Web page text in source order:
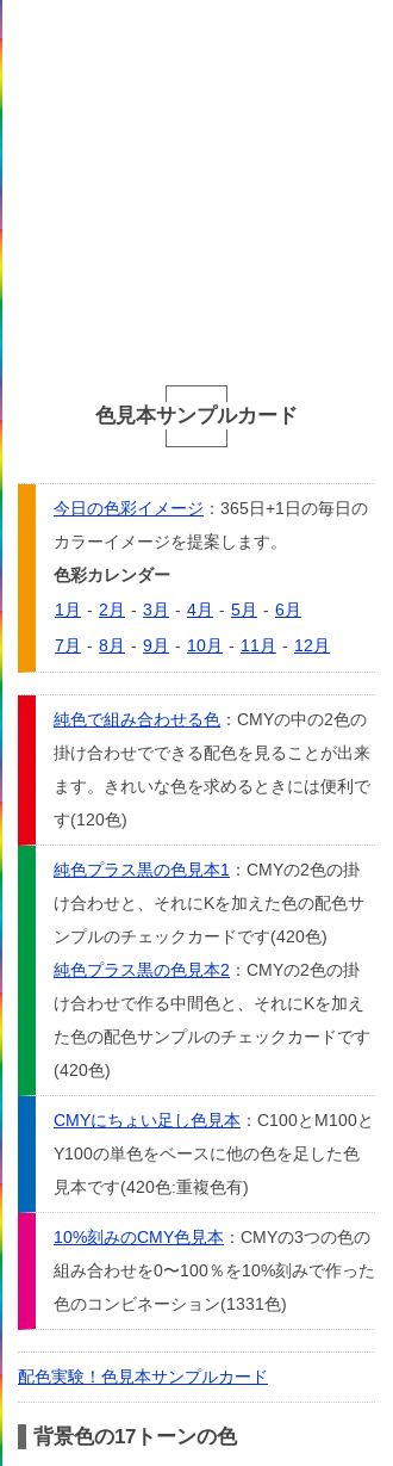
色見本サンプルカード
今日の色彩イメージ ：365日+1日の毎日の
カラーイメージを提案します。
色彩カレンダー
1月 - 2月 - 3月 - 4月 - 5月 - 6月
7月 - 8月 - 9月 - 10月 - 11月 - 12月
純色で組み合わせる色 ：CMYの中の2色の
掛け合わせでできる配色を見ることが出来
ます。きれいな色を求めるときには便利で
す(120色)
純色プラス黒の色見本1 ：CMYの2色の掛
け合わせと、それにKを加えた色の配色サ
ンプルのチェックカードです(420色)
純色プラス黒の色見本2 ：CMYの2色の掛
け合わせで作る中間色と、それにKを加え
た色の配色サンプルのチェックカードです
(420色)
CMYにちょい足し色見本 ：C100とM100と
Y100の単色をベースに他の色を足した色
見本です(420色:重複色有)
10%刻みのCMY色見本 ：CMYの3つの色の
組み合わせを0〜100％を10%刻みで作った
色のコンビネーション(1331色)
配色実験！色見本サンプルカード
背景色の17トーンの色